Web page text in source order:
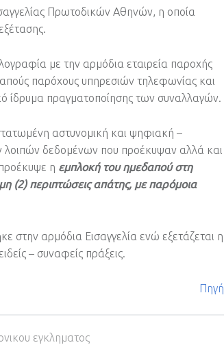
Πρωτοδικών Αθηνών, η οποία
με την αρμόδια εταιρεία παροχής
παρόχους υπηρεσιών τηλεφωνίας και
ίδρυμα πραγματοποίησης των συναλλαγών.
αστυνομική και ψηφιακή –
λοιπών δεδομένων που προέκυψαν αλλά και
η εμπλοκή του ημεδαπού στη
(2) περιπτώσεις απάτης, με παρόμοια
στην αρμόδια Εισαγγελία ενώ εξετάζεται η
– συναφείς πράξεις.
Πηγή
εγκληματος